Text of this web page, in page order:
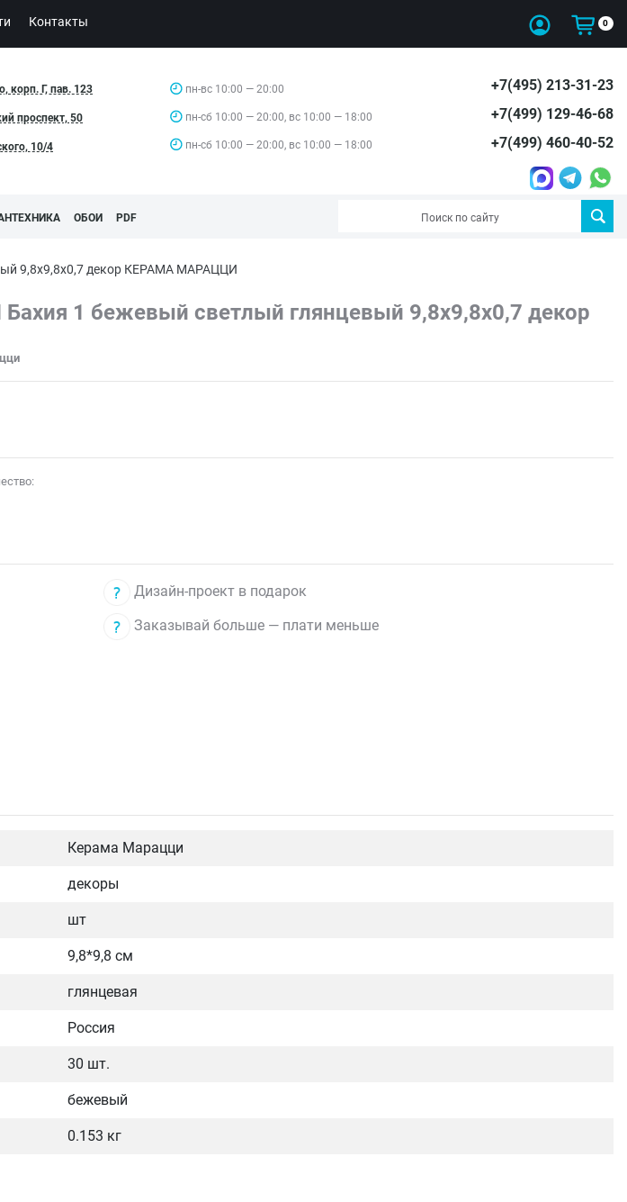
Контакты 0
корп. Г, пав. 123
проспект, 50
10/4
пн-вс 10:00 — 20:00
пн-сб 10:00 — 20:00, вс 10:00 — 18:00
пн-сб 10:00 — 20:00, вс 10:00 — 18:00
+7(495) 213-31-23
+7(499) 129-46-68
+7(499) 460-40-52
ОБОИ PDF
9,8x9,8x0,7 декор КЕРАМА МАРАЦЦИ
Бахия 1 бежевый светлый глянцевый 9,8x9,8x0,7 декор
Дизайн-проект в подарок
Заказывай больше — плати меньше
Керама Марацци
декоры
шт
9,8*9,8 см
глянцевая
Россия
30 шт.
бежевый
0.153 кг